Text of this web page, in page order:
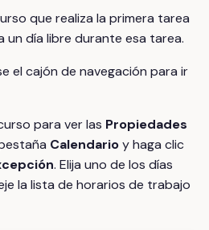
que realiza la primera tarea
un día libre durante esa tarea.
el cajón de navegación para ir
para ver las Propiedades
Calendarioy haga clic
. Elija uno de los días
la lista de horarios de trabajo